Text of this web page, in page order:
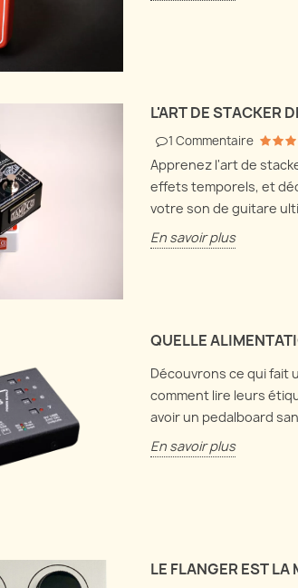
L'ART DE STACKER
1 Commentaire
Apprenez l'art de
effets temporels, et
votre son de guitare
En savoir plus
QUELLE
Découvrons ce qui fait
comment lire leurs
avoir un pedalboard
En savoir plus
LE FLANGER EST